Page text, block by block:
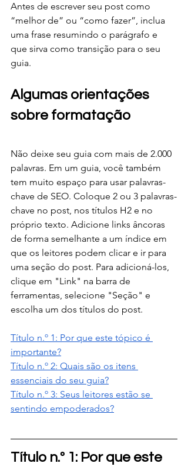
Antes de escrever seu post como
“melhor de” ou “como fazer”, inclua
uma frase resumindo o parágrafo e
que sirva como transição para o seu
guia.
Algumas orientações
sobre formatação
Não deixe seu guia com mais de 2.000
palavras. Em um guia, você também
tem muito espaço para usar palavras-
chave de SEO. Coloque 2 ou 3 palavras-
chave no post, nos títulos H2 e no
próprio texto. Adicione links âncoras
de forma semelhante a um índice em
que os leitores podem clicar e ir para
uma seção do post. Para adicioná-los,
clique em "Link" na barra de
ferramentas, selecione "Seção" e
escolha um dos títulos do post.
Título n.º 1: Por que este tópico é
importante?
Título n.º 2: Quais são os itens
essenciais do seu guia?
Título n.º 3: Seus leitores estão se
sentindo empoderados?
Título n.º 1: Por que este